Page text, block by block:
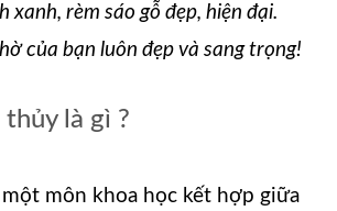
xanh, rèm sáo gỗ đẹp, hiện đại.
của bạn luôn đẹp và sang trọng!
thủy là gì ?
một môn khoa học kết hợp giữa